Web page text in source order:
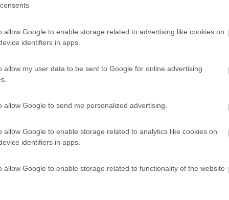
allow Google to enable storage related to advertising like cookies on
identifiers in apps.
allow my user data to be sent to Google for online advertising
allow Google to send me personalized advertising.
allow Google to enable storage related to analytics like cookies on
identifiers in apps.
allow Google to enable storage related to functionality of the website
dell'azienda agricola è certificata Biologi...
Naturale della Val d'Orcia, agricampeggio con 8...
il Casale 64